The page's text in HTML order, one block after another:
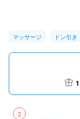
マッサージ ドン引き
2
1